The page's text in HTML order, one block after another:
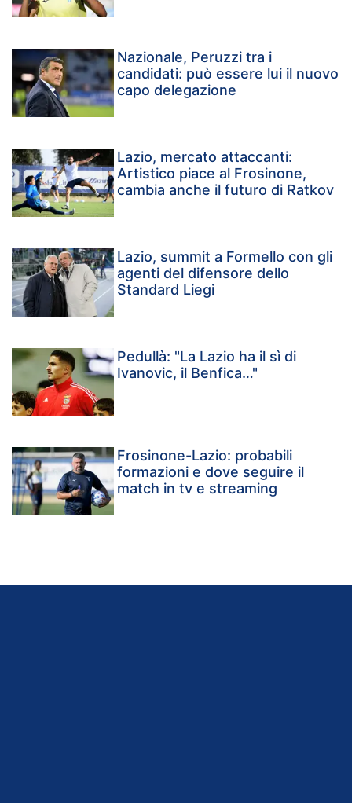
Nazionale, Peruzzi tra i
candidati: può essere lui il nuovo
capo delegazione
Lazio, mercato attaccanti:
Artistico piace al Frosinone,
cambia anche il futuro di Ratkov
Lazio, summit a Formello con gli
agenti del difensore dello
Standard Liegi
Pedullà: "La Lazio ha il sì di
Ivanovic, il Benfica…"
Frosinone-Lazio: probabili
formazioni e dove seguire il
match in tv e streaming